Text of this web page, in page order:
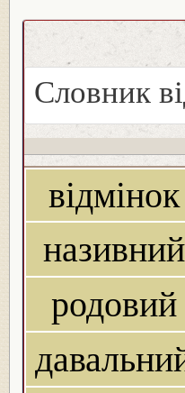
Словник
відмінок
називний
родовий